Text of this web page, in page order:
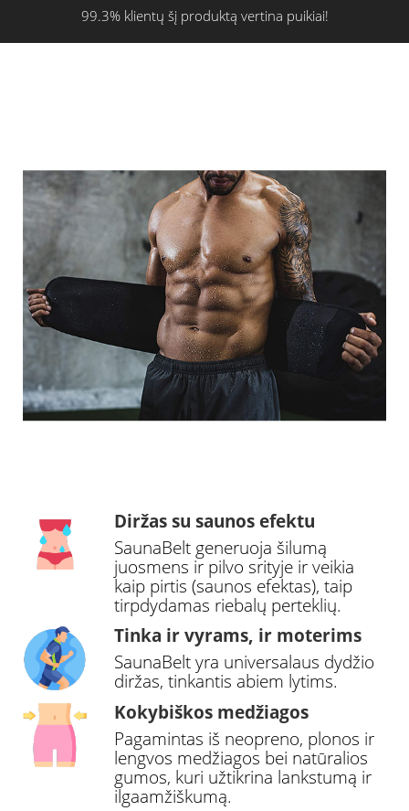
99.3% klientų šį produktą vertina puikiai!
Diržas su saunos efektu
SaunaBelt generuoja šilumą
juosmens ir pilvo srityje ir veikia
kaip pirtis (saunos efektas), taip
tirpdydamas riebalų perteklių.
Tinka ir vyrams, ir moterims
SaunaBelt yra universalaus dydžio
diržas, tinkantis abiem lytims.
Kokybiškos medžiagos
Pagamintas iš neopreno, plonos ir
lengvos medžiagos bei natūralios
gumos, kuri užtikrina lankstumą ir
ilgaamžiškumą.